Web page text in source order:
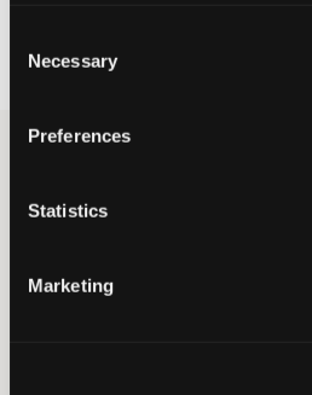
Selection
Necessary
Preferences
Statistics
Marketing
Fri frakt over 999 kr
Lys jeans fra LMTD. Bena har en rett
på innsiden. Denne avslappede
med for eksempel et par joggesko.
Femlommersmodell